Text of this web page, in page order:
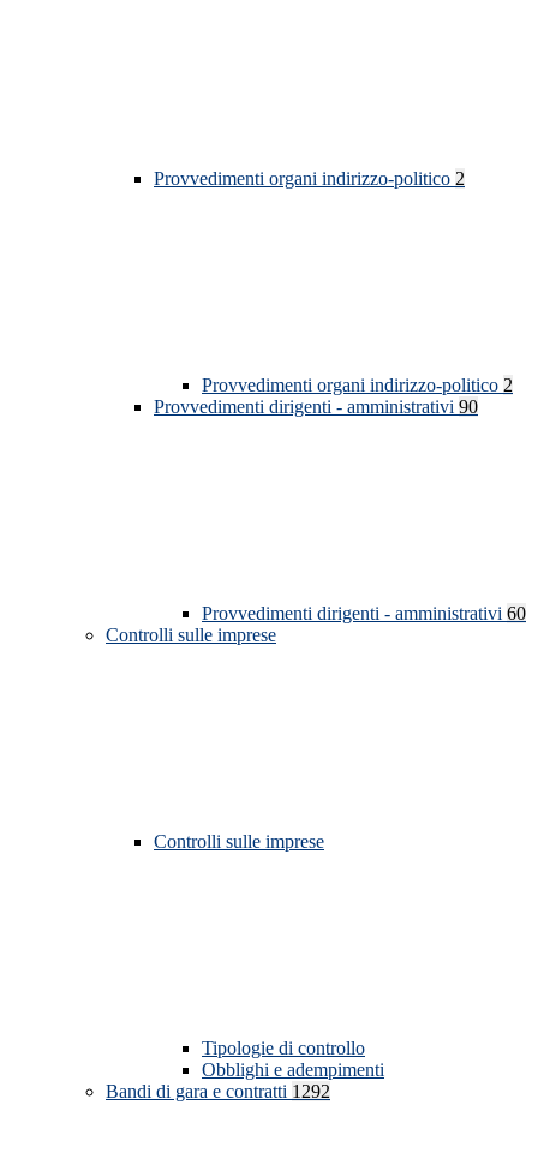
Provvedimenti organi indirizzo-politico 2
Provvedimenti organi indirizzo-politico 2
Provvedimenti dirigenti - amministrativi 90
Provvedimenti dirigenti - amministrativi 60
Controlli sulle imprese
Controlli sulle imprese
Tipologie di controllo
Obblighi e adempimenti
Bandi di gara e contratti 1292